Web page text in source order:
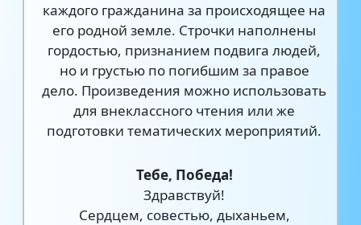
каждого гражданина за происходящее на
его родной земле. Строчки наполнены
гордостью, признанием подвига людей,
но и грустью по погибшим за правое
дело. Произведения можно использовать
для внеклассного чтения или же
подготовки тематических мероприятий.
Тебе, Победа!
Здравствуй!
Сердцем, совестью, дыханьем,